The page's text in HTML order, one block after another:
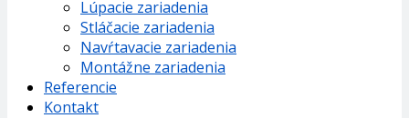
Lúpacie zariadenia
Stláčacie zariadenia
Navŕtavacie zariadenia
Montážne zariadenia
Referencie
Kontakt